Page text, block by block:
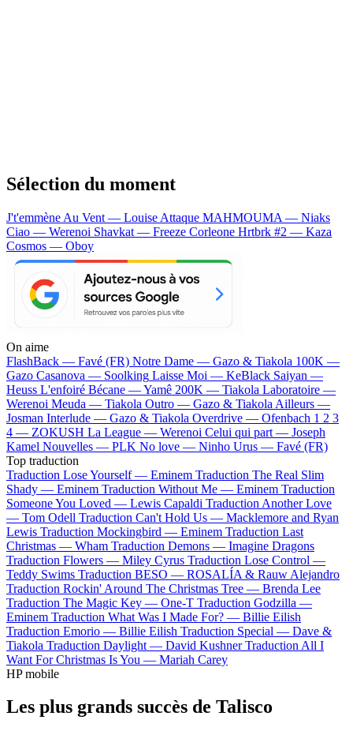
Sélection du moment
J't'emmène Au Vent — Louise Attaque MAHMOUMA — Niaks
Ciao — Werenoi Shavkat — Freeze Corleone Hrtbrk #2 — Kaza
Cosmos — Oboy
On aime
FlashBack — Favé (FR) Notre Dame — Gazo & Tiakola 100K —
Gazo Casanova — Soolking Laisse Moi — KeBlack Saiyan —
Heuss L'enfoiré Bécane —Yamê 200K — Tiakola Laboratoire —
Werenoi Meuda — Tiakola Outro — Gazo & Tiakola Ailleurs —
Josman Interlude — Gazo & Tiakola Overdrive — Ofenbach 1 2 3
4 — ZOKUSH La League — Werenoi Celui qui part — Joseph
Kamel Nouvelles — PLK No love — Ninho Urus — Favé (FR)
Top traduction
Traduction Lose Yourself — Eminem Traduction The Real Slim
Shady — Eminem Traduction Without Me — Eminem Traduction
Someone You Loved — Lewis Capaldi Traduction Another Love
— Tom Odell Traduction Can't Hold Us — Macklemore and Ryan
Lewis Traduction Mockingbird — Eminem Traduction Last
Christmas — Wham Traduction Demons — Imagine Dragons
Traduction Flowers — Miley Cyrus Traduction Lose Control —
Teddy Swims Traduction BESO — ROSALÍA & Rauw Alejandro
Traduction Rockin' Around The Christmas Tree — Brenda Lee
Traduction The Magic Key — One-T Traduction Godzilla —
Eminem Traduction What Was I Made For? — Billie Eilish
Traduction Emorio — Billie Eilish Traduction Special — Dave &
Tiakola Traduction Daylight — David Kushner Traduction All I
Want For Christmas Is You — Mariah Carey
HP mobile
Les plus grands succès de Talisco